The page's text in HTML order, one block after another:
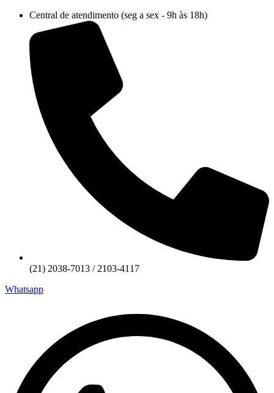
conteúdo
Central de atendimento (seg a sex - 9h às 18h)
(21) 2038-7013 / 2103-4117
Whatsapp